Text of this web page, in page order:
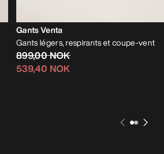
Gants Venta
Gants légers, respirants et coupe-vent
899,00 NOK
539,40 NOK